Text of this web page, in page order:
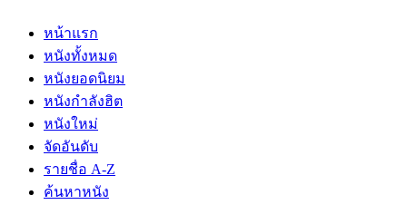
หน้าแรก
หนังทั้งหมด
หนังยอดนิยม
หนังกำลังฮิต
หนังใหม่
จัดอันดับ
รายชื่อ A-Z
ค้นหาหนัง